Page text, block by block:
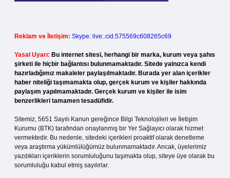
Reklam ve İletişim: Skype: live:.cid.575569c608265c69
Yasal Uyarı: Bu internet sitesi, herhangi bir marka, kurum veya şahıs
şirketi ile hiçbir bağlantısı bulunmamaktadır. Sitede yalnızca kendi
hazırladığımız makaleler paylaşılmaktadır. Burada yer alan içerikler
haber niteliği taşımamakta olup, gerçek kurum ve kişiler hakkında
paylaşım yapılmamaktadır. Gerçek kurum ve kişiler ile isim
benzerlikleri tamamen tesadüfidir.
Sitemiz, 5651 Sayılı Kanun gereğince Bilgi Teknolojileri ve İletişim
Kurumu (BTK) tarafından onaylanmış bir Yer Sağlayıcı olarak hizmet
vermektedir. Bu nedenle, sitedeki içerikleri proaktif olarak denetleme
veya araştırma yükümlülüğümüz bulunmamaktadır. Ancak, üyelerimiz
yazdıkları içeriklerin sorumluluğunu taşımakta olup, siteye üye olarak bu
sorumluluğu kabul etmiş sayılırlar.